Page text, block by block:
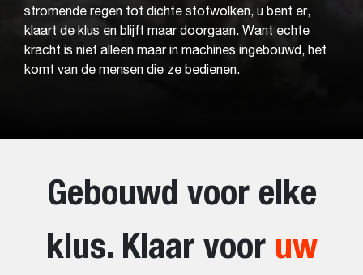
stromende regen tot dichte stofwolken, u bent er,
klaart de klus en blijft maar doorgaan. Want echte
kracht is niet alleen maar in machines ingebouwd, het
komt van de mensen die ze bedienen.
Gebouwd voor elke
klus. Klaar voor uw